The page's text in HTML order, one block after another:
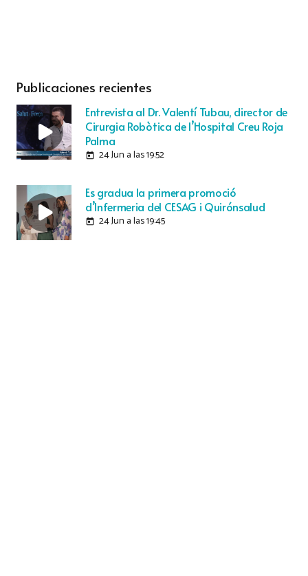
Publicaciones recientes
Entrevista al Dr. Valentí Tubau, director de
Cirurgia Robòtica de l’Hospital Creu Roja
Palma
today 24 Jun a las 19:52
Es gradua la primera promoció
d’Infermeria del CESAG i Quirónsalud
today 24 Jun a las 19:45